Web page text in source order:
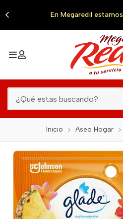
En Megaredil estamos
Inicio Aseo Hogar